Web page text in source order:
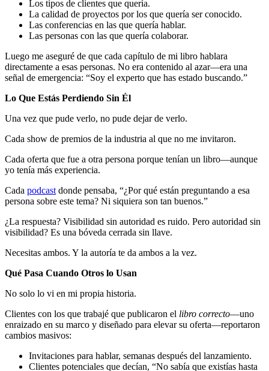
Los tipos de clientes que quería.
La calidad de proyectos por los que quería ser conocido.
Las conferencias en las que quería hablar.
Las personas con las que quería colaborar.
Luego me aseguré de que cada capítulo de mi libro hablara
directamente a esas personas. No era contenido al azar—era una
señal de emergencia: “Soy el experto que has estado buscando.”
Lo Que Estás Perdiendo Sin Él
Una vez que pude verlo, no pude dejar de verlo.
Cada show de premios de la industria al que no me invitaron.
Cada oferta que fue a otra persona porque tenían un libro—aunque
yo tenía más experiencia.
Cada podcast donde pensaba, “¿Por qué están preguntando a esa
persona sobre este tema? Ni siquiera son tan buenos.”
¿La respuesta? Visibilidad sin autoridad es ruido. Pero autoridad sin
visibilidad? Es una bóveda cerrada sin llave.
Necesitas ambos. Y la autoría te da ambos a la vez.
Qué Pasa Cuando Otros lo Usan
No solo lo vi en mi propia historia.
Clientes con los que trabajé que publicaron el libro correcto—uno
enraizado en su marco y diseñado para elevar su oferta—reportaron
cambios masivos:
Invitaciones para hablar, semanas después del lanzamiento.
Clientes potenciales que decían, “No sabía que existías hasta